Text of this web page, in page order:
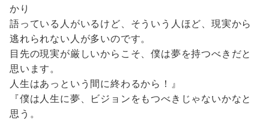
かり
語っている人がいるけど、そういう人ほど、現実から
逃れられない人が多いのです。
目先の現実が厳しいからこそ、僕は夢を持つべきだと
思います。
人生はあっという間に終わるから！』
『僕は人生に夢、ビジョンをもつべきじゃないかなと
思う。